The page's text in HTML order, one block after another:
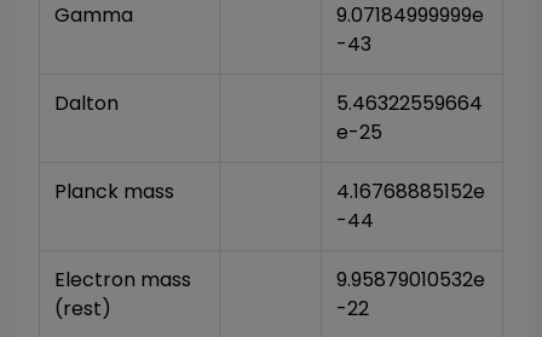
Gamma
9.07184999999e
-43
Dalton
5.46322559664
e-25
Planck mass
4.16768885152e
-44
Electron mass
(rest)
9.95879010532e
-22